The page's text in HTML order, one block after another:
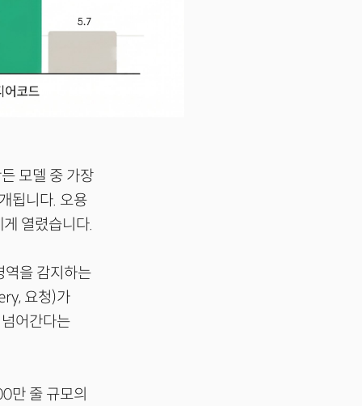
모델 중 가장
됩니다. 오용
열렸습니다.
역을 감지하는
요청)가
어간다는
만 줄 규모의